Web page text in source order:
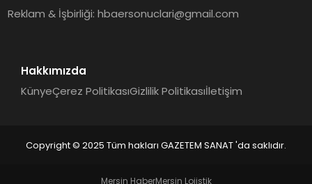
Reklam & İşbirliği:hbaersonuclari@gmail.com
Hakkımızda
KünyeÇerez PolitikasıGizlilik Politikasıİletişim
Copyright © 2025 Tüm hakları GAZETEM SANAT 'da saklıdır.
Mersin HaberMersin Lojistik